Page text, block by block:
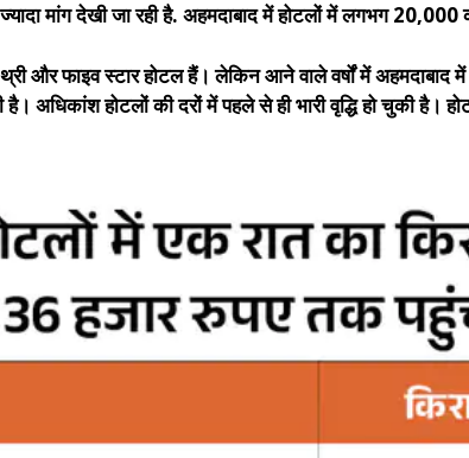
मांग देखी जा रही है. अहमदाबाद में होटलों में लगभग
और फाइव स्टार होटल हैं। लेकिन आने वाले वर्षों में
है। अधिकांश होटलों की दरों में पहले से ही भारी वृद्धि हो